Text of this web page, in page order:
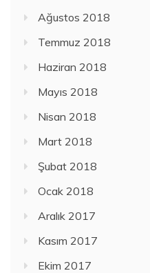
Ağustos 2018
Temmuz 2018
Haziran 2018
Mayıs 2018
Nisan 2018
Mart 2018
Şubat 2018
Ocak 2018
Aralık 2017
Kasım 2017
Ekim 2017